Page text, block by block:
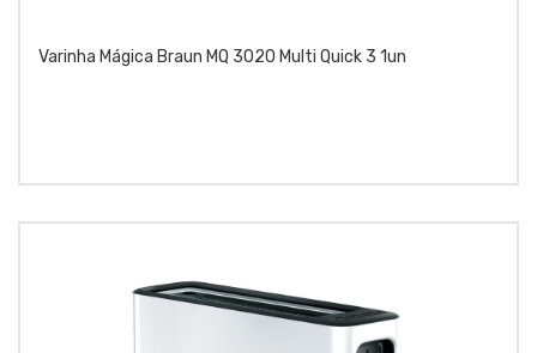
Varinha Mágica Braun MQ 3020 Multi Quick 3 1un